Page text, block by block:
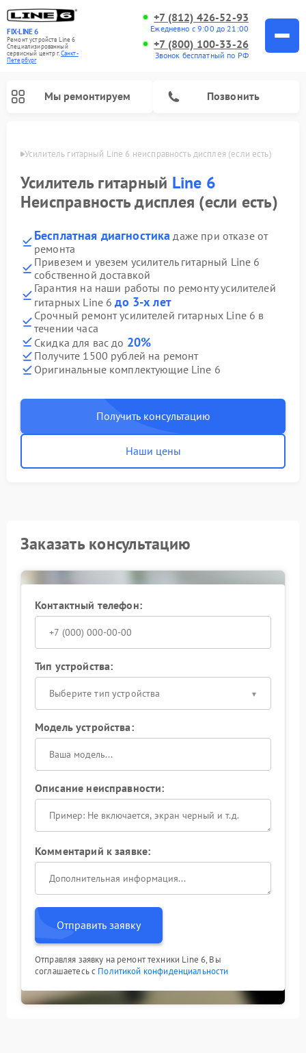
FIX-LINE 6
Ремонт устройств Line 6
Специализированный
cервисный центр г.Санкт-
Петербург
+7 (812) 426-52-93
Ежедневно с 9:00 до 21:00
+7 (800) 100-33-26
Звонок бесплатный по РФ
Мы ремонтируем Позвонить
Усилитель гитарный Line 6 неисправность дисплея (если есть)
Усилитель гитарный Line 6
Неисправность дисплея (если есть)
Бесплатная диагностика даже при отказе от
ремонта
Привезем и увезем усилитель гитарный Line 6
собственной доставкой
Гарантия на наши работы по ремонту усилителей
гитарных Line 6до 3-х лет
Срочный ремонт усилителей гитарных Line 6 в
течении часа
Скидка для вас до 20%
Получите 1500 рублей на ремонт
Оригинальные комплектующие Line 6
Получить консультацию
Наши цены
Заказать консультацию
Контактный телефон:
Тип устройства:
Выберите тип устройства
Модель устройства:
Описание неисправности:
Комментарий к заявке:
Отправить заявку
Отправляя заявку на ремонт техники Line 6, Вы
соглашаетесь с Политикой конфиденциальности